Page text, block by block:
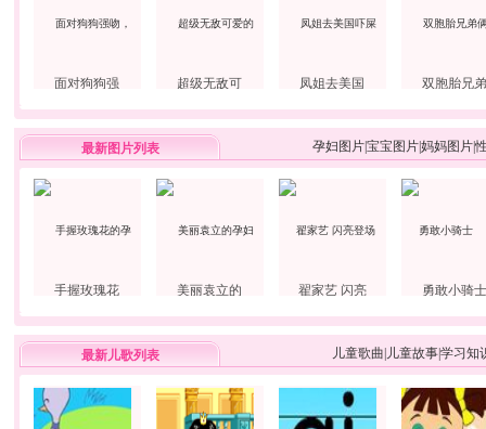
面对狗狗强 超级无敌可 凤姐去美国 双胞胎兄弟
最新图片列表 孕妇图片宝宝图片妈妈图片
手握玫瑰花 美丽袁立的 翟家艺 闪亮 勇敢小骑士
最新儿歌列表 儿童歌曲 儿童故事学习知